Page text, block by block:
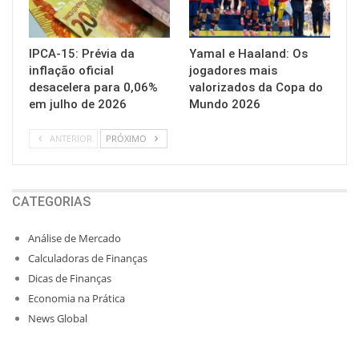
IPCA-15: Prévia da
inflação oficial
desacelera para 0,06%
em julho de 2026
Yamal e Haaland: Os
jogadores mais
valorizados da Copa do
Mundo 2026
ANTERIOR PRÓXIMO
CATEGORIAS
Análise de Mercado
Calculadoras de Finanças
Dicas de Finanças
Economia na Prática
News Global